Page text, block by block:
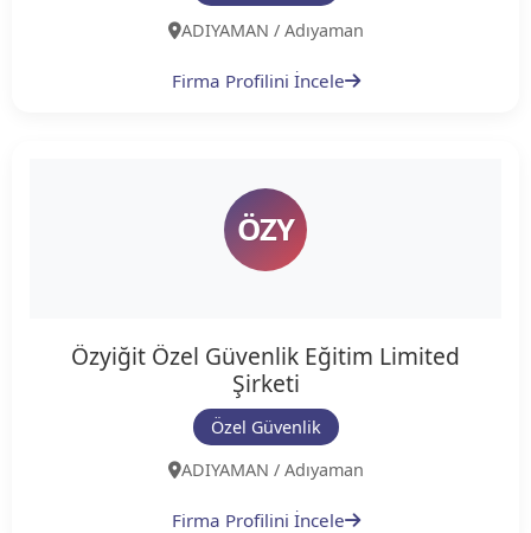
ADIYAMAN / Adıyaman
Firma Profilini İncele
ÖZY
Özyiğit Özel Güvenlik Eğitim Limited
Şirketi
Özel Güvenlik
ADIYAMAN / Adıyaman
Firma Profilini İncele